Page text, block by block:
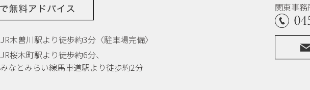
JR木曽川駅より徒歩約3分 〈駐車場完備〉
JR桜木町駅より徒歩約6分、
みなとみらい線馬車道駅より徒歩約2分
関東事務